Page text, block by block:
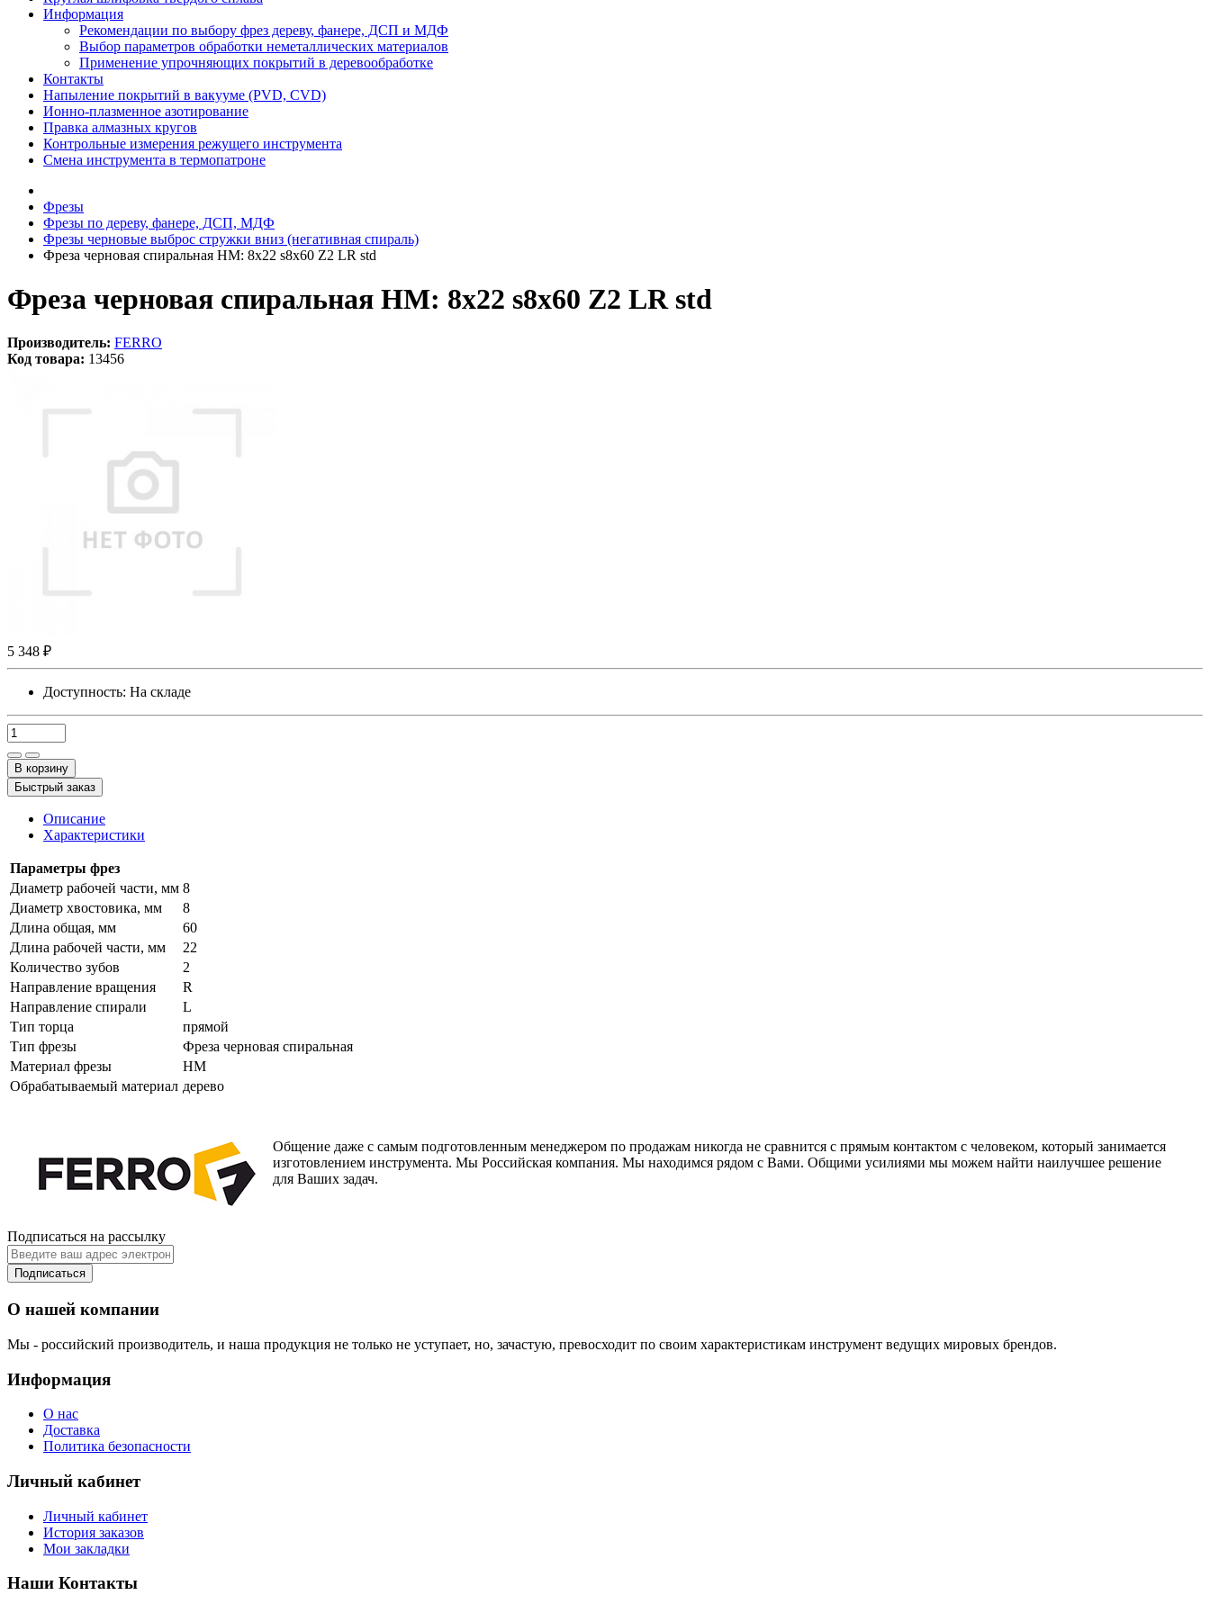
Информация
Рекомендации по выбору фрез дереву, фанере, ДСП и МДФ
Выбор параметров обработки неметаллических материалов
Применение упрочняющих покрытий в деревообработке
Контакты
Напыление покрытий в вакууме (PVD, CVD)
Ионно-плазменное азотирование
Правка алмазных кругов
Контрольные измерения режущего инструмента
Смена инструмента в термопатроне
Фрезы
Фрезы по дереву, фанере, ДСП, МДФ
Фрезы черновые выброс стружки вниз (негативная спираль)
Фреза черновая спиральная HM: 8x22 s8x60 Z2 LR std
Фреза черновая спиральная HM: 8x22 s8x60 Z2 LR std
Производитель: FERRO
Код товара: 13456
5 348 ₽
Доступность: На складе
В корзину
Быстрый заказ
Описание
Характеристики
Параметры фрез
Диаметр рабочей части, мм 8
Диаметр хвостовика, мм
8
Длина общая, мм
60
Длина рабочей части, мм
22
Количество зубов
2
Направление вращения
R
Направление спирали
L
Тип торца
прямой
Тип фрезы
Фреза черновая спиральная
Материал фрезы
HM
Обрабатываемый материал дерево
Общение даже с самым подготовленным менеджером по продажам никогда не сравнится с прямым контактом с человеком, который занимается
изготовлением инструмента. Мы Российская компания. Мы находимся рядом с Вами. Общими усилиями мы можем найти наилучшее решение
для Ваших задач.
Подписаться на рассылку
Подписаться
О нашей компании
Мы - российский производитель, и наша продукция не только не уступает, но, зачастую, превосходит по своим характеристикам инструмент ведущих мировых брендов.
Информация
О нас
Доставка
Политика безопасности
Личный кабинет
Личный кабинет
История заказов
Мои закладки
Наши Контакты